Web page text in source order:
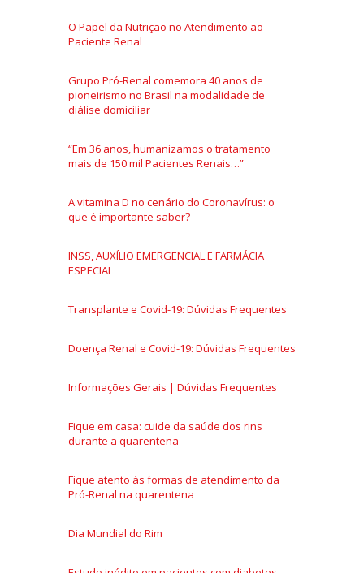
O Papel da Nutrição no Atendimento ao
Paciente Renal
Grupo Pró-Renal comemora 40 anos de
pioneirismo no Brasil na modalidade de
diálise domiciliar
“Em 36 anos, humanizamos o tratamento
mais de 150 mil Pacientes Renais…”
A vitamina D no cenário do Coronavírus: o
que é importante saber?
INSS, AUXÍLIO EMERGENCIAL E FARMÁCIA
ESPECIAL
Transplante e Covid-19: Dúvidas Frequentes
Doença Renal e Covid-19: Dúvidas Frequentes
Informações Gerais | Dúvidas Frequentes
Fique em casa: cuide da saúde dos rins
durante a quarentena
Fique atento às formas de atendimento da
Pró-Renal na quarentena
Dia Mundial do Rim